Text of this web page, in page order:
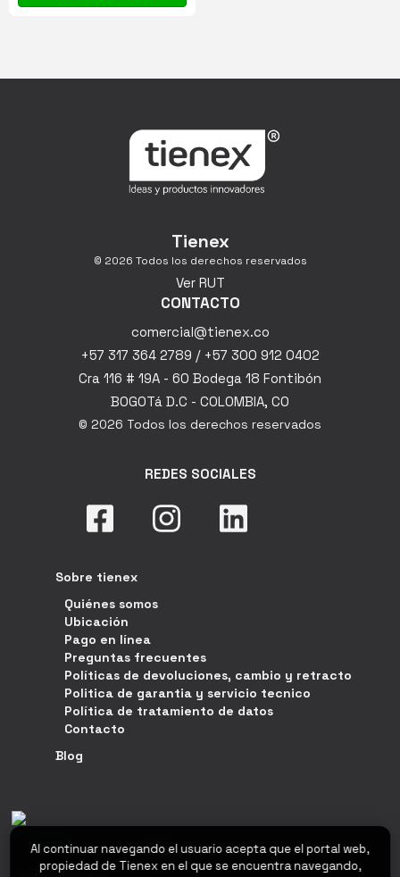
Tienex
© 2026 Todos los derechos reservados
Ver RUT
CONTACTO
comercial@tienex.co
+57 317 364 2789 / +57 300 912 0402
Cra 116 # 19A - 60 Bodega 18 Fontibón
BOGOTá D.C - COLOMBIA, CO
© 2026 Todos los derechos reservados
REDES SOCIALES
Sobre tienex
Quiénes somos
Ubicación
Pago en línea
Preguntas frecuentes
Políticas de devoluciones, cambio y retracto
Politica de garantia y servicio tecnico
Política de tratamiento de datos
Contacto
Blog
Al continuar navegando el usuario acepta que el portal web,
propiedad de Tienex en el que se encuentra navegando,